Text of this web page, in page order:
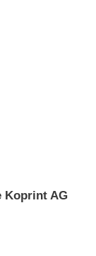
Koprint AG